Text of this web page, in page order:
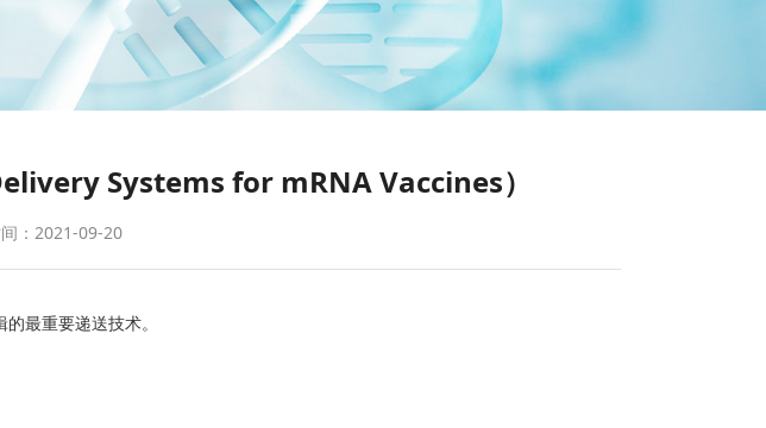
Systems for mRNA Vaccines）
：2021-09-20
最重要递送技术。